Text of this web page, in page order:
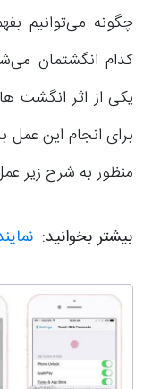
چگونه می‌توانیم
کدام انگشتمان
یکی از اثر انگشت
برای انجام این عمل
منظور به شرح زیر
بیشتر بخوانید: